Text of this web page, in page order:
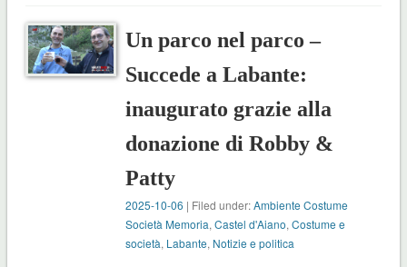
Un parco nel parco –
Succede a Labante:
inaugurato grazie alla
donazione di Robby &
Patty
2025-10-06 | Filed under:Ambiente Costume
Società Memoria,Castel d'Aiano,Costume e
società, Labante, Notizie e politica